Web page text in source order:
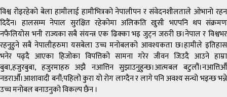
विश्व रोइरहेको बेला हामीलाई हामीभित्रको नेपालीपन र संवेदनशीलताले ओभानो रहन
दिदैंन। हालसम्म नेपाल सुरक्षित रहेकोमा अलिकति खुसी भएपनि थप संक्रमण
नफैलियोस भनी राज्यका सबै संयन्त्र एक ढिक्का भइ जुट्न जरुरी छ।नेपाल र विश्वभर
रहनुहुने सबै नेपालीहरुमा यसबेला उच्च मनोबलको आवश्यकता छ।हामीले इतिहास
भनेर पढ्दै आएका हिजोका विपत्तिको सामना गरेर जीवन जिउदै आउने हाम्रा
बुबा,हजुरबुबा, हजुरमाहरु अझै नआत्तिन सुझाउनुहुन्छ।आत्मबल बटुलौं।नआत्तिऔँ
नडराऔँ।आशावादी बनौं;पहिलो कुरा यो रोग लाग्दैन र लागे पनि अवश्य सन्चो भइन्छ भन्ने
उच्च मनोबल बनाउनुको विकल्प छैन ।